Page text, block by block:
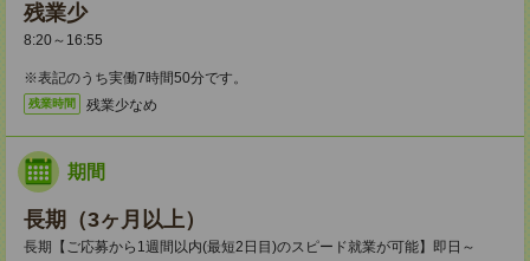
残業少
8:20～16:55
※表記のうち実働7時間50分です。
残業時間 残業少なめ
期間
長期（3ヶ月以上）
長期【ご応募から1週間以内(最短2日目)のスピード就業が可能】即日～